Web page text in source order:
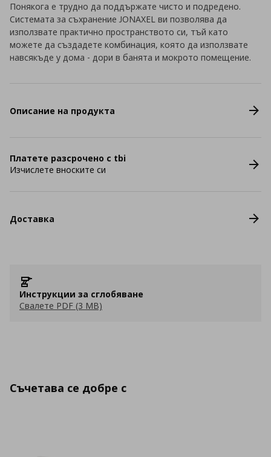
Понякога е трудно да поддържате чисто и подредено.
Системата за съхранение JONAXEL ви позволява да
използвате практично пространството си, тъй като
можете да създадете комбинация, която да използвате
навсякъде у дома - дори в банята и мокрото помещение.
Описание на продукта
Платете разсрочено с tbi
Изчислете вноските си
Доставка
Инструкции за сглобяване
Свалете PDF (3 MB)
Съчетава се добре с